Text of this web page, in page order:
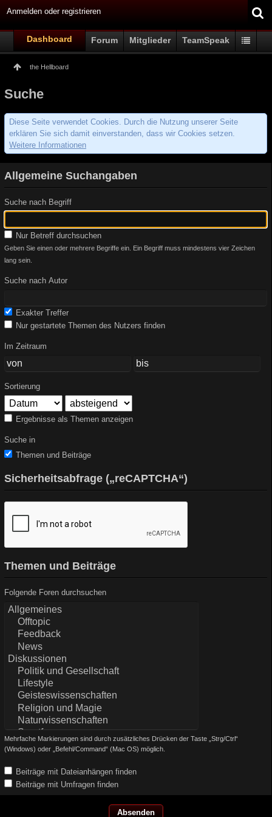
Anmelden oder registrieren
Dashboard Forum Mitglieder TeamSpeak
the Hellboard
Suche
Diese Seite verwendet Cookies. Durch die Nutzung unserer Seite
erklären Sie sich damit einverstanden, dass wir Cookies setzen.
Weitere Informationen
Allgemeine Suchangaben
Suche nach Begriff
Nur Betreff durchsuchen
Geben Sie einen oder mehrere Begriffe ein. Ein Begriff muss mindestens vier Zeichen
lang sein.
Suche nach Autor
Exakter Treffer
Nur gestartete Themen des Nutzers finden
Im Zeitraum
Sortierung
Ergebnisse als Themen anzeigen
Suche in
Themen und Beiträge
Sicherheitsabfrage („reCAPTCHA“)
Themen und Beiträge
Folgende Foren durchsuchen
Mehrfache Markierungen sind durch zusätzliches Drücken der Taste „Strg/Ctrl“
(Windows) oder „Befehl/Command“ (Mac OS) möglich.
Beiträge mit Dateianhängen finden
Beiträge mit Umfragen finden